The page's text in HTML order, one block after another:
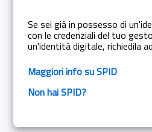
Se sei già in possesso di
con le credenziali del tuo
un'identità digitale, richiedila
Maggiori info su SPID
Non hai SPID?